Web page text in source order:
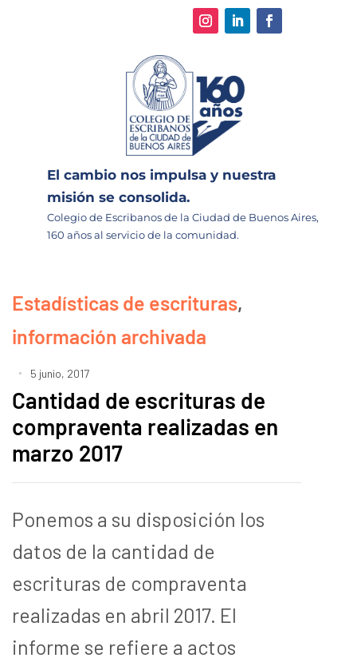
El cambio nos impulsa y nuestra
misión se consolida.
Colegio de Escribanos de la Ciudad de Buenos Aires,
160 años al servicio de la comunidad.
Estadísticas de escrituras,
información archivada
5 junio, 2017
Cantidad de escrituras de
compraventa realizadas en
marzo 2017
Ponemos a su disposición los
datos de la cantidad de
escrituras de compraventa
realizadas en abril 2017. El
informe se refiere a actos